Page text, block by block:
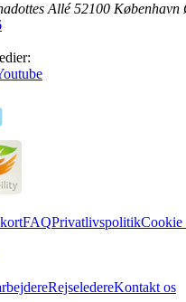
Allé 52100 København
FAQPrivatlivspolitik
RejseledereKontakt os